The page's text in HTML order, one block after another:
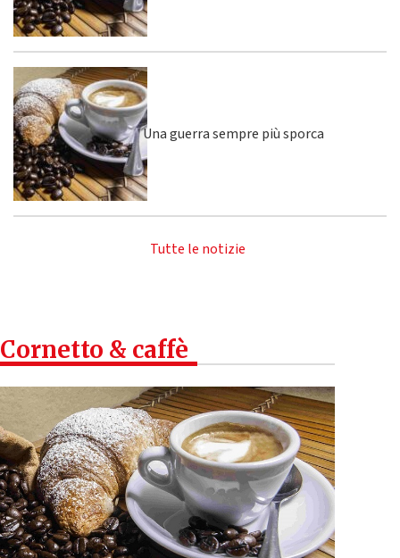
Una guerra sempre più sporca
Tutte le notizie
Cornetto & caffè